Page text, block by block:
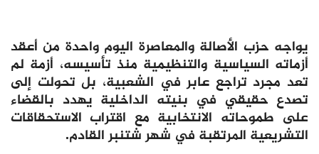
يواجه حزب الأصالة والمعاصرة اليوم واحدة من أعقد
أزماته السياسية والتنظيمية منذ تأسيسه، أزمة لم
تعد مجرد تراجع عابر في الشعبية، بل تحولت إلى
تصدع حقيقي في بنيته الداخلية يهدد بالقضاء
على طموحاته الانتخابية مع اقتراب الاستحقاقات
التشريعية المرتقبة في شهر شتنبر القادم.